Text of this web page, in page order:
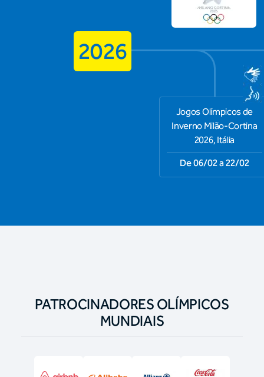
2026
Jogos Olímpicos de
Inverno Milão-Cortina
2026, Itália
De 06/02 a 22/02
PATROCINADORES OLÍMPICOS
MUNDIAIS